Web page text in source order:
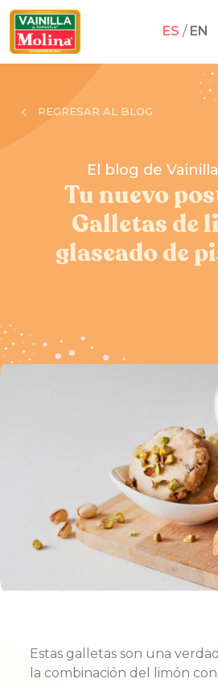
ES / EN
REGRESAR AL BLOG
El blog de
Tu nuevo
Galletas de
glaseado de
Estas galletas son una
lacombinación del limón con